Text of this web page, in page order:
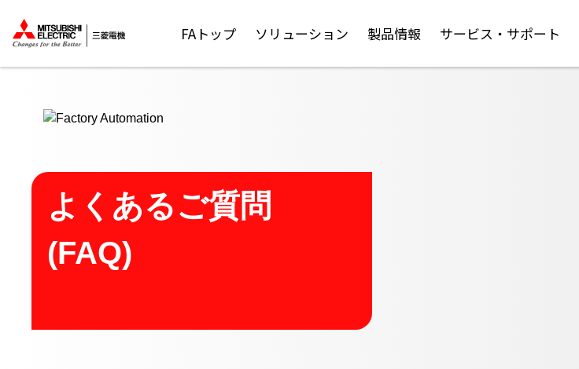
FAトップ ソリューション 製品情報 サービス・サポート
よくあるご質問
(FAQ)